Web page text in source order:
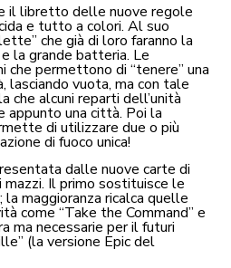
il libretto delle nuove regole
e tutto a colori. Al suo
che già di loro faranno la
la grande batteria. Le
che permettono di “tenere” una
lasciando vuota, ma con tale
che alcuni reparti dell’unità
appunto una città. Poi la
di utilizzare due o più
di fuoco unica!
dalle nuove carte di
mazzi. Il primo sostituisce le
la maggioranza ricalca quelle
come “Take the Command” e
ma necessarie per il futuri
(la versione Epic del